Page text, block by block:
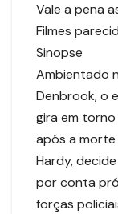
Vale a pena
Filmes
Sinopse
Ambientado
Denbrook, o
gira em
após a
Hardy,
por conta
forças